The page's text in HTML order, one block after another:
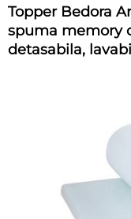
Topper Bedora
spuma memory
detasabila,